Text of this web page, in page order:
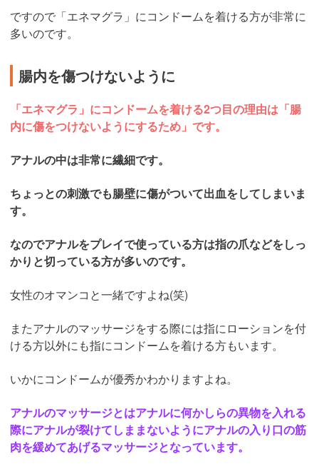
ですので「エネマグラ」にコンドームを着ける方が非常に
多いのです。
腸内を傷つけないように
「エネマグラ」にコンドームを着ける2つ目の理由は「腸
内に傷をつけないようにするため」です。
アナルの中は非常に繊細です。
ちょっとの刺激でも腸壁に傷がついて出血をしてしまいま
す。
なのでアナルをプレイで使っている方は指の爪などをしっ
かりと切っている方が多いのです。
女性のオマンコと一緒ですよね(笑)
またアナルのマッサージをする際には指にローションを付
ける方以外にも指にコンドームを着ける方もいます。
いかにコンドームが優秀かわかりますよね。
アナルのマッサージとはアナルに何かしらの異物を入れる
際にアナルが裂けてしままないようにアナルの入り口の筋
肉を緩めてあげるマッサージとなっています。